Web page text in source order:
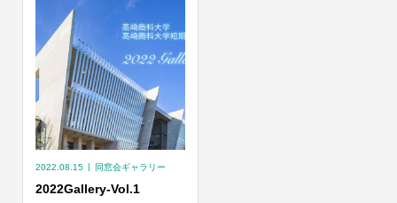
2022.08.15 同窓会ギャラリー
2022Gallery-Vol.1